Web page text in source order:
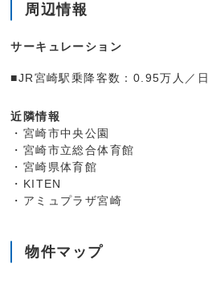
周辺情報
サーキュレーション
■JR宮崎駅乗降客数：0.95万人／日
近隣情報
・宮崎市中央公園
・宮崎市立総合体育館
・宮崎県体育館
・KITEN
・アミュプラザ宮崎
物件マップ